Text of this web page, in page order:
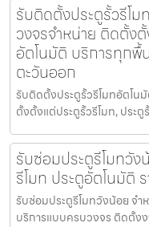
รับติดตั้งประตูรั้วรีโ
วงจรจำหน่าย ติดตั้ง
อัตโนมัติ บริการทุก
ตะวันออก
รับติดตั้งประตูรั้วรีโมทอัตโน
ตั้งตั้งแต่ประตูรั้วรีโมท, ประ
รับซ่อมประตูรีโมทวั
รีโมท ประตูอัตโนมัติ
รับซ่อมประตูรีโมทวังน้อย จำ
บริการแบบครบวงจร ติดตั้ง